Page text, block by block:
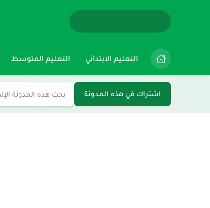
التعليم الابتدائي التعليم المتوسط
اشتراك في هذه المدونة